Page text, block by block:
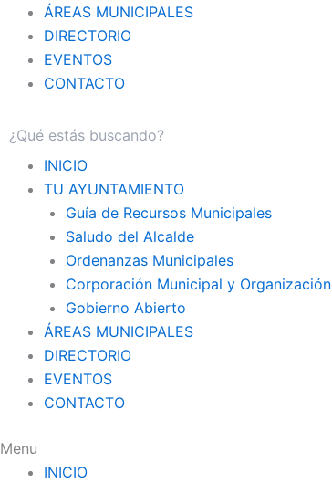
ÁREAS MUNICIPALES
DIRECTORIO
EVENTOS
CONTACTO
INICIO
TU AYUNTAMIENTO
Guía de Recursos Municipales
Saludo del Alcalde
Ordenanzas Municipales
Corporación Municipal y Organización
Gobierno Abierto
ÁREAS MUNICIPALES
DIRECTORIO
EVENTOS
CONTACTO
Menu
INICIO